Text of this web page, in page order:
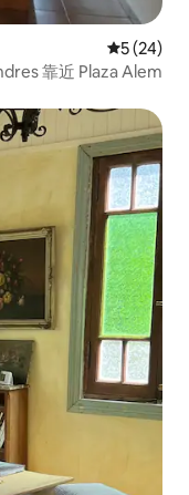
平均评分
5 (24)
靠近 Plaza Alem